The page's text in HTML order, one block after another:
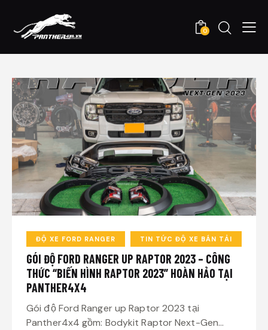
0
ĐỘ XE FORD RANGER TIN TỨC ĐỘ XE BÁN TẢI
GÓI ĐỘ FORD RANGER UP RAPTOR 2023 – CÔNG
THỨC “BIẾN HÌNH RAPTOR 2023” HOÀN HẢO TẠI
PANTHER4X4
Gói độ Ford Ranger up Raptor 2023 tại
Panther4x4 gồm: Bodykit Raptor Next-Gen…